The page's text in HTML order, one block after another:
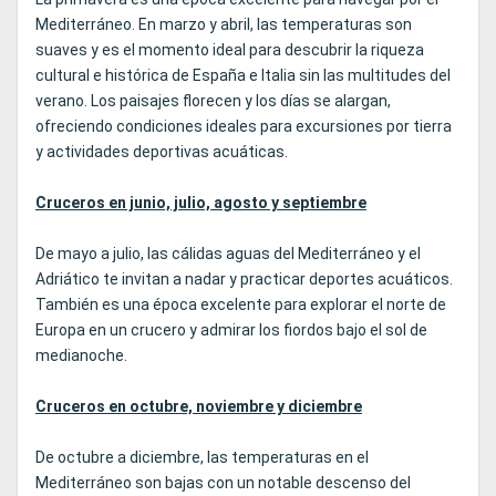
Mediterráneo. En marzo y abril, las temperaturas son
suaves y es el momento ideal para descubrir la riqueza
cultural e histórica de España e Italia sin las multitudes del
verano. Los paisajes florecen y los días se alargan,
ofreciendo condiciones ideales para excursiones por tierra
y actividades deportivas acuáticas.
Cruceros en junio, julio, agosto y septiembre
De mayo a julio, las cálidas aguas del Mediterráneo y el
Adriático te invitan a nadar y practicar deportes acuáticos.
También es una época excelente para explorar el norte de
Europa en un crucero y admirar los fiordos bajo el sol de
medianoche.
Cruceros en octubre, noviembre y diciembre
De octubre a diciembre, las temperaturas en el
Mediterráneo son bajas con un notable descenso del